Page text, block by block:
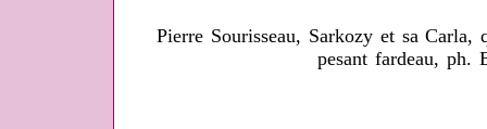
Pierre Sourisseau, Sarkozy et sa Carla,
pesant fardeau, ph.